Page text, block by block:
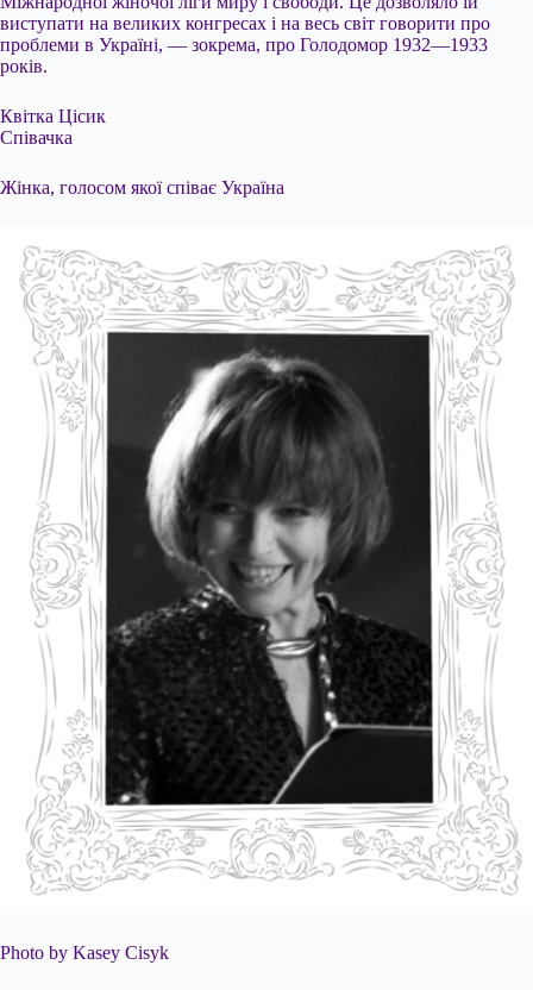
виступати на великих конгресах і на весь світ говорити про
проблеми в Україні, — зокрема, про Голодомор 1932—1933
років.
Квітка Цісик
Співачка
Жінка, голосом якої співає Україна
Photo by Kasey Cisyk